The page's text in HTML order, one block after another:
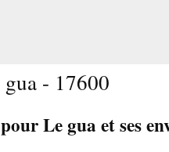
- 17600
Le gua et ses